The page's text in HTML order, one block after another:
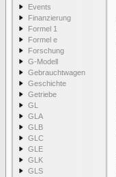
Events
Finanzierung
Formel 1
Formel e
Forschung
G-Modell
Gebrauchtwagen
Geschichte
Getriebe
GL
GLA
GLB
GLC
GLE
GLK
GLS